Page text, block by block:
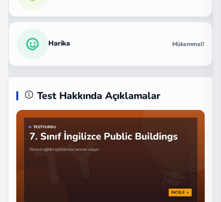
Harika Mükemmel!
Test Hakkında Açıklamalar